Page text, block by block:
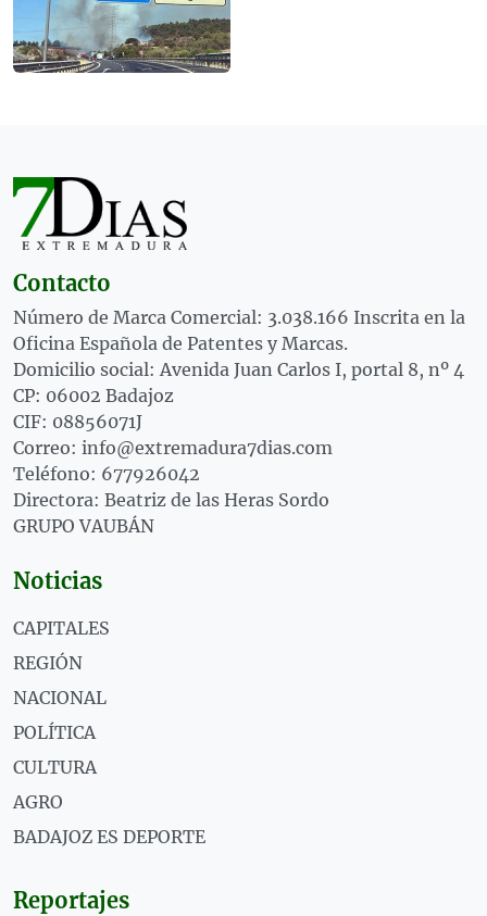
Contacto
Número de Marca Comercial: 3.038.166 Inscrita en la
Oficina Española de Patentes y Marcas.
Domicilio social: Avenida Juan Carlos I, portal 8, nº 4
CP: 06002 Badajoz
CIF: 08856071J
Correo: info@extremadura7dias.com
Teléfono: 677926042
Directora: Beatriz de las Heras Sordo
GRUPO VAUBÁN
Noticias
CAPITALES
REGIÓN
NACIONAL
POLÍTICA
CULTURA
AGRO
BADAJOZ ES DEPORTE
Reportajes